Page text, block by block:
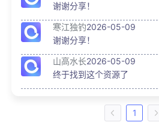
谢谢分享！
寒江独钓2026-05-09
谢谢分享！
山高水长2026-05-09
终于找到这个资源了
1